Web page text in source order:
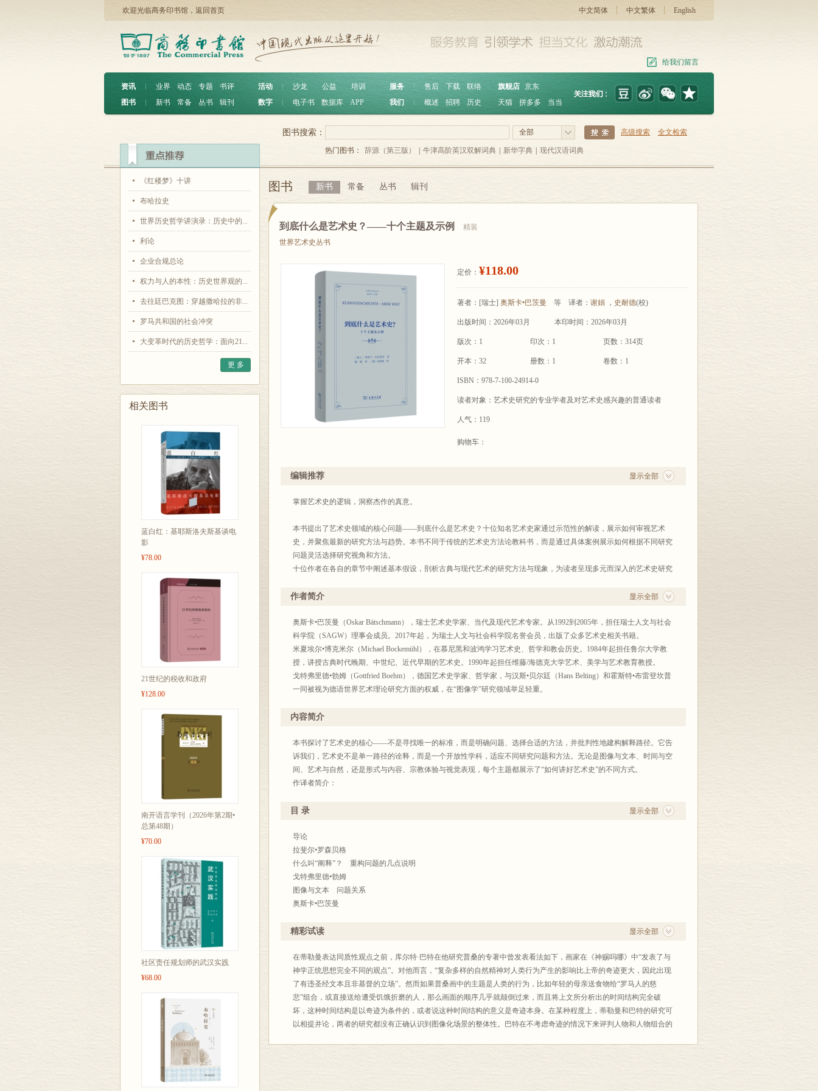
欢迎光临商务印书馆， 返回首页 中文简体 中文繁体 English
给我们留言
资讯 ︱ 业界 动态 专题
书评
图书
︱ 新书 常备 丛书 辑刊
活动 沙龙 公益
培训
数字
电子书 数据库 APP
服务 ︱ 售后 下载
联络
我们
概述 招聘 历史
旗舰店 京东
天猫
拼多多 当当
《红楼梦》十讲
布哈拉史
世界历史哲学讲演录：历史中的...
利论
企业合规总论
权力与人的本性：历史世界观的...
去往廷巴克图：穿越撒哈拉的非...
罗马共和国的社会冲突
大变革时代的历史哲学：面向21...
更 多
相关图书
蓝白红：基耶斯洛夫斯基谈电
影
¥78.00
21世纪的税收和政府
¥128.00
南开语言学刊（2026年第2期•
总第48期）
¥70.00
社区责任规划师的武汉实践
¥68.00
全部 高级搜索 全文检索
图书搜索：
热门图书： 辞源（第三版） 牛津高阶英汉双解词典 新华字典 现代汉语词典
图书 新书 常备 丛书 辑刊
到底什么是艺术史？——十个主题及示例
精装
世界艺术史丛书
定价： ¥118.00
著者： [瑞士] 奥斯卡•巴茨曼 等 译者： 谢娟 ， 史耐德(校)
出版时间：2026年03月 本印时间：2026年03月
版次：1 印次：1 页数：314页
开本：32 册数：1 卷数：1
ISBN：978-7-100-24914-0
读者对象：艺术史研究的专业学者及对艺术史感兴趣的普通读者
人气：119
购物车：
显示全部
编辑推荐
掌握艺术史的逻辑，洞察杰作的真意。
本书提出了艺术史领域的核心问题——到底什么是艺术史？十位知名艺术史家通过示范性的解读，展示如何审视艺术
史，并聚焦最新的研究方法与趋势。本书不同于传统的艺术史方法论教科书，而是通过具体案例展示如何根据不同研究
问题灵活选择研究视角和方法。
十位作者在各自的章节中阐述基本假设，剖析古典与现代艺术的研究方法与现象，为读者呈现多元而深入的艺术史研究
指南，为学生和研究者提供了切实可行的方法和思路。
显示全部
作者简介
奥斯卡•巴茨曼（Oskar Bätschmann），瑞士艺术史学家、当代及现代艺术专家。从1992到2005年，担任瑞士人文与社会
科学院（SAGW）理事会成员。2017年起，为瑞士人文与社会科学院名誉会员，出版了众多艺术史相关书籍。
米夏埃尔•博克米尔（Michael Bockemühl），在慕尼黑和波鸿学习艺术史、哲学和教会历史。1984年起担任鲁尔大学教
授，讲授古典时代晚期、中世纪、近代早期的艺术史。1990年起担任维藤/海德克大学艺术、美学与艺术教育教授。
戈特弗里德•勃姆（Gottfried Boehm），德国艺术史学家、哲学家，与汉斯•贝尔廷（Hans Belting）和霍斯特•布雷登坎普
一同被视为德语世界艺术理论研究方面的权威，在“图像学”研究领域举足轻重。
洛伊德科学散文奖获得者，洪堡论坛创始人。因其在艺术史领域取得的突出成就，获得了阿比瓦堡奖、马克斯•普朗克
卡尔•克劳斯贝格（Karl Clausberg），德国艺术史学家，吕讷堡大学艺术和图像学教授，瓦尔堡研究所访问学者，2004
年起于柏林高等研究院任职。
洛伦茨•迪特曼（Lorenz Dittmann），德国艺术史学家，曾于慕尼黑市立博物馆任职，曾任萨尔大学艺术史教授，萨尔博
物馆顾问委员会创始成员，管理萨尔文化遗产基金会。
史学界阐述重要的新的研究方法，就文字与图像之间的关系进行了分析阐释，对当代艺术的研究、阐释产生了重要的影
沃尔夫冈•肯普（Wolfgang Kemp），德国艺术史学家、艺术史教授，研究方向为早期基督教艺术、中世纪彩色玻璃窗相
关研究，被授予德国摄影协会文化奖、西格蒙德•弗洛伊德科学散文奖。
赖因哈德•利斯（Reinhard Liess），德国艺术史学家，致力于中世纪到当代艺术研究，尤其是对建筑、绘画和图形的研
究，例如，斯特拉斯堡大教堂的规划历史、欧文•冯•斯坦巴赫人物雕像。
卡尔•默泽内德（Karl Möseneder），奥地利艺术史家，曾任埃尔兰根-纽伦堡大学艺术史教授，研究方向为15至16世纪意
大利雕塑、中世纪至今欧洲的节日文化、图像学相关研究。
古德语文学长篇叙事诗、 中德文化比较等。著有德文专著Studium über Rudolfs von Ems “Willehalm von Orlens”。译有
校者简介：
史耐德（Eckhard Schneider），毕业于德国海德堡大学，主修古代、现代汉语和艺术史。20世纪90年代在北京大学进
修，研究蔡元培美育思想与德国渊源的关系，并在北京大学讲授拉丁语课程。现任世界艺术史研究所图书馆馆长，讲授
拉丁语和艺术史通识课程，并从事艺术史学专业翻译工作。
内容简介
本书探讨了艺术史的核心——不是寻找唯一的标准，而是明确问题、选择合适的方法，并批判性地建构解释路径。它告
诉我们，艺术史不是单一路径的诠释，而是一个开放性学科，适应不同研究问题和方法。无论是图像与文本、时间与空
间、艺术与自然，还是形式与内容、宗教体验与视觉表现，每个主题都展示了“如何讲好艺术史”的不同方式。
作译者简介：
显示全部
目 录
导论
拉斐尔•罗森贝格
什么叫“阐释”？ 重构问题的几点说明
戈特弗里德•勃姆
图像与文本 问题关系
奥斯卡•巴茨曼
马克斯•伊姆达尔
米夏埃尔•博克米尔
歌德的自然-艺术类比和艺术品的自我完成
赖因哈德•利斯
艺术与自然 从绘画中的色彩运用角度来探讨
洛伦茨•迪特曼
以米开朗琪罗作品为图像志意义上的创造力之源
显示全部
精彩试读
在蒂勒曼表达同质性观点之前，库尔特·巴特在他研究普桑的专著中曾发表看法如下，画家在《神赐吗哪》中“发表了与
神学正统思想完全不同的观点”。对他而言，“复杂多样的自然精神对人类行为产生的影响比上帝的奇迹更大，因此出现
了有违圣经文本且非基督的立场”。然而如果普桑画中的主题是人类的行为，比如年轻的母亲送食物给“罗马人的慈
悲”组合，或直接送给遭受饥饿折磨的人，那么画面的顺序几乎就颠倒过来，而且将上文所分析出的时间结构完全破
坏，这种时间结构是以奇迹为条件的，或者说这种时间结构的意义是奇迹本身。在某种程度上，蒂勒曼和巴特的研究可
以相提并论，两者的研究都没有正确认识到图像化场景的整体性。巴特在不考虑奇迹的情况下来评判人物和人物组合的